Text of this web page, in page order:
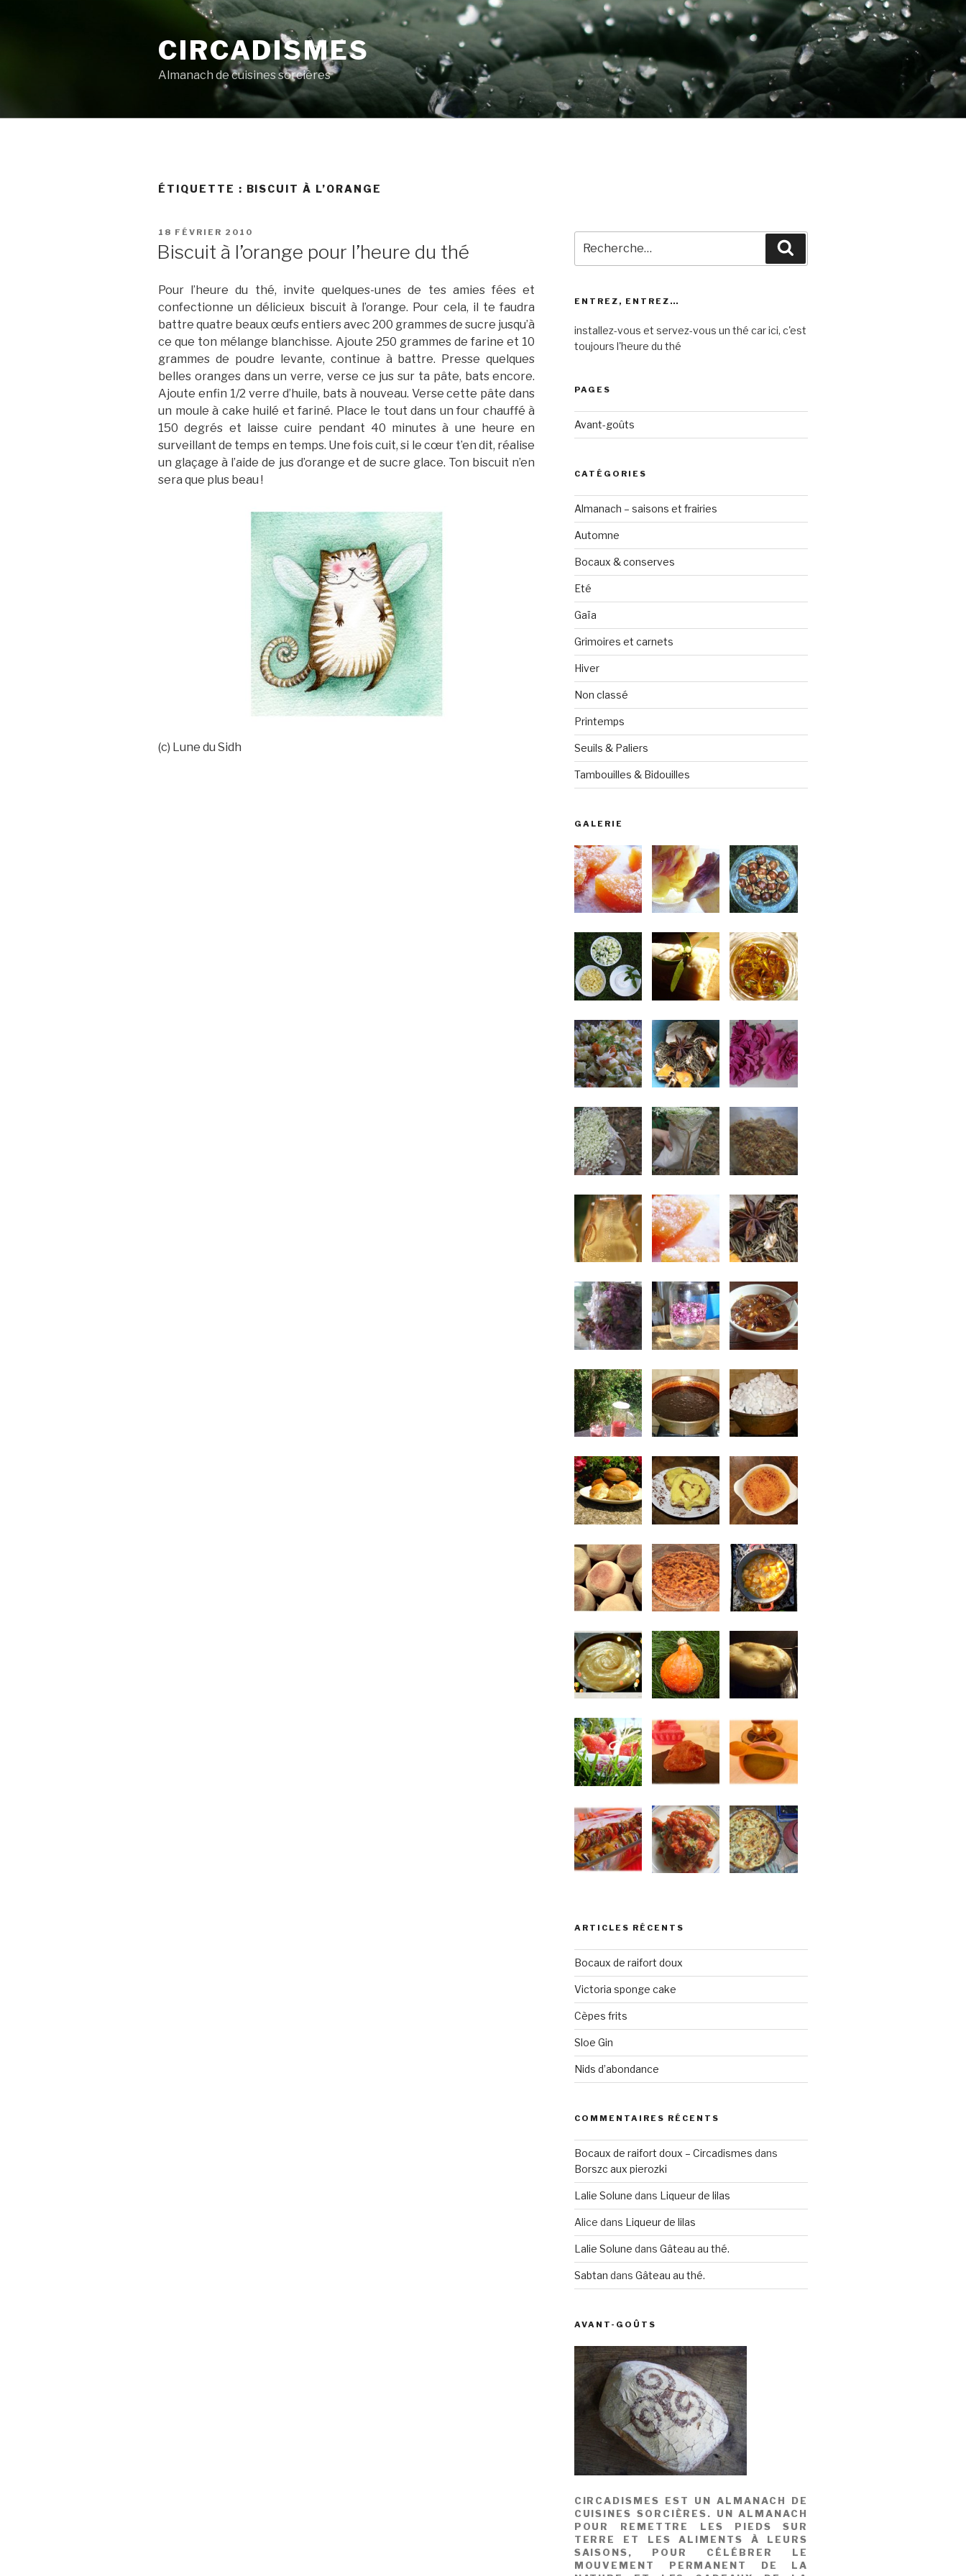
CIRCADISMES
Almanach de cuisines sorcières
ÉTIQUETTE : BISCUIT À L’ORANGE
PUBLIÉ
18 FÉVRIER 2010
Biscuit à l’orange pour l’heure du thé
Pour l’heure du thé, invite quelques-unes de tes amies fées et
confectionne un délicieux biscuit à l’orange. Pour cela, il te faudra
battre quatre beaux œufs entiers avec 200 grammes de sucre jusqu’à
ce que ton mélange blanchisse. Ajoute 250 grammes de farine et 10
grammes de poudre levante, continue à battre. Presse quelques
belles oranges dans un verre, verse ce jus sur ta pâte, bats encore.
Ajoute enfin 1/2 verre d’huile, bats à nouveau. Verse cette pâte dans
un moule à cake huilé et fariné. Place le tout dans un four chauffé à
150 degrés et laisse cuire pendant 40 minutes à une heure en
surveillant de temps en temps. Une fois cuit, si le cœur t’en dit, réalise
un glaçage à l’aide de jus d’orange et de sucre glace. Ton biscuit n’en
sera que plus beau !
(c) Lune du Sidh
pour
:
ENTREZ, ENTREZ…
installez-vous et servez-vous un thé car ici, c'est
toujours l'heure du thé
PAGES
Avant-goûts
CATÉGORIES
Almanach – saisons et frairies
Automne
Bocaux & conserves
Eté
Gaïa
Grimoires et carnets
Hiver
Non classé
Printemps
Seuils & Paliers
Tambouilles & Bidouilles
GALERIE
ARTICLES RÉCENTS
Bocaux de raifort doux
Victoria sponge cake
Cèpes frits
Sloe Gin
Nids d’abondance
COMMENTAIRES RÉCENTS
Bocaux de raifort doux – Circadismes dans
Borszc aux pierozki
Lalie Solune dans Liqueur de lilas
Alice dans Liqueur de lilas
Lalie Solune dans Gâteau au thé.
Sabtan dans Gâteau au thé.
AVANT-GOÛTS
CIRCADISMES EST UN ALMANACH DE
CUISINES SORCIÈRES. UN ALMANACH
POUR REMETTRE LES PIEDS SUR
TERRE ET LES ALIMENTS À LEURS
SAISONS, POUR CÉLÉBRER LE
MOUVEMENT PERMANENT DE LA